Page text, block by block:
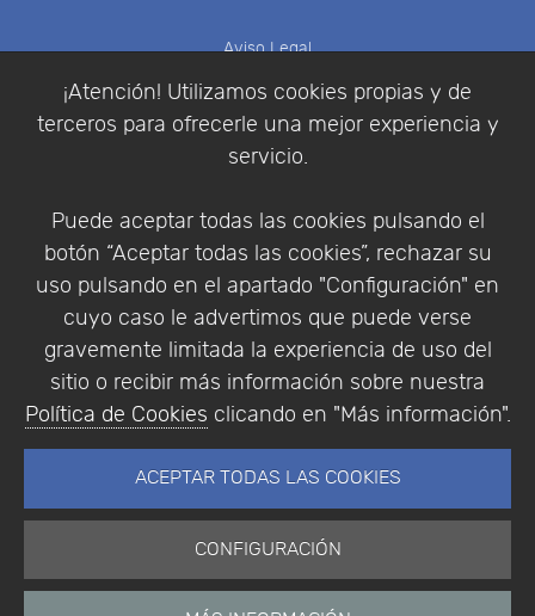
¡Atención! Utilizamos cookies propias y de
terceros para ofrecerle una mejor experiencia y
servicio.
Puede aceptar todas las cookies pulsando el
botón “Aceptar todas las cookies”, rechazar su
uso pulsando en el apartado "Configuración" en
cuyo caso le advertimos que puede verse
gravemente limitada la experiencia de uso del
sitio o recibir más información sobre nuestra
Política de Cookies clicando en "Más información".
ACEPTAR TODAS LAS COOKIES
CONFIGURACIÓN
Aviso Legal
Política de Privacidad
Condiciones de compra
Identificarse
Empresa|Aviso Legal| Política de Privacidad |
Política de Cookies
© Copyright 1994 - 2026. Addlink Software
Científico, S.L.
Portugal.